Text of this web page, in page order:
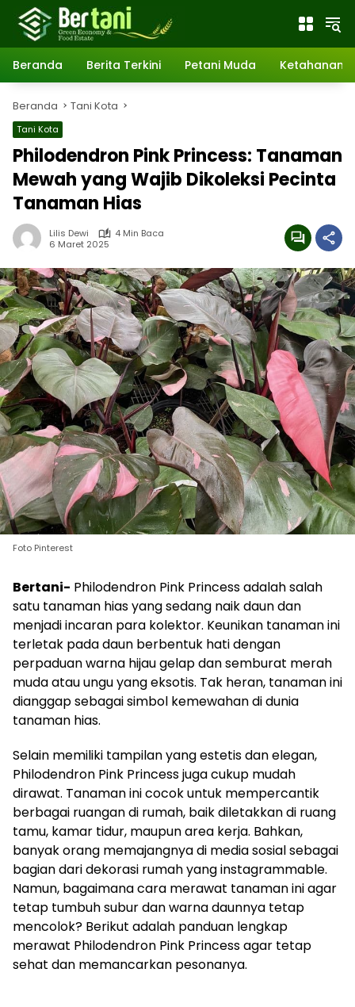
Langsung
konten
Beranda
Berita Terkini Petani Muda Ketahanan
Beranda Tani Kota
Tani Kota
Philodendron Pink Princess: Tanaman
Mewah yang Wajib Dikoleksi Pecinta
Tanaman Hias
Lilis Dewi
4 Min Baca
6 Maret 2025
Foto Pinterest
Bertani- Philodendron Pink Princess adalah salah
satu tanaman hias yang sedang naik daun dan
menjadi incaran para kolektor. Keunikan tanaman ini
terletak pada daun berbentuk hati dengan
perpaduan warna hijau gelap dan semburat merah
muda atau ungu yang eksotis. Tak heran, tanaman ini
dianggap sebagai simbol kemewahan di dunia
tanaman hias.
Selain memiliki tampilan yang estetis dan elegan,
Philodendron Pink Princess juga cukup mudah
dirawat. Tanaman ini cocok untuk mempercantik
berbagai ruangan di rumah, baik diletakkan di ruang
tamu, kamar tidur, maupun area kerja. Bahkan,
banyak orang memajangnya di media sosial sebagai
bagian dari dekorasi rumah yang instagrammable.
Namun, bagaimana cara merawat tanaman ini agar
tetap tumbuh subur dan warna daunnya tetap
mencolok? Berikut adalah panduan lengkap
merawat Philodendron Pink Princess agar tetap
sehat dan memancarkan pesonanya.